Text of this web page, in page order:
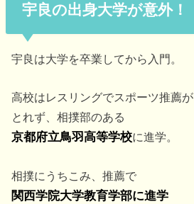
宇良の出身大学が意外！
宇良は大学を卒業してから入門。
高校はレスリングでスポーツ推薦が
とれず、相撲部のある
京都府立鳥羽高等学校に進学。
相撲にうちこみ、推薦で
関西学院大学教育学部に進学